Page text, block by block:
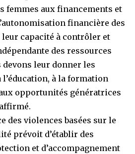
femmes aux financements et
financière des
capacité à contrôler et
des ressources
devons leur donner les
l’éducation, à la formation
opportunités génératrices
des violences basées sur le
prévoit d’établir des
et d’accompagnement